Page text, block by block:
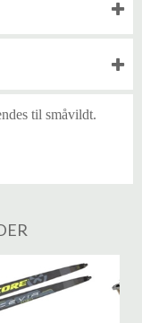
til småvildt.